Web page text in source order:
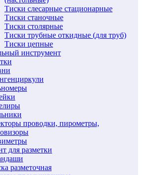
Тиски слесарные стационарные
Тиски станочные
Тиски столярные
Тиски трубные откидные (для труб)
Тиски цепные
инструмент
проводки, пирометры,
для разметки
разметочная